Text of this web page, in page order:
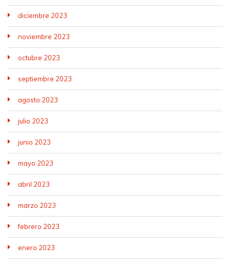
diciembre 2023
noviembre 2023
octubre 2023
septiembre 2023
agosto 2023
julio 2023
junio 2023
mayo 2023
abril 2023
marzo 2023
febrero 2023
enero 2023